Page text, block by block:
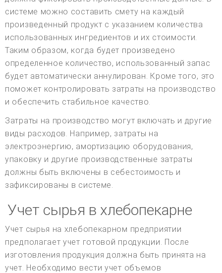
системе можно составить смету на каждый
произведенный продукт с указанием количества
использованных ингредиентов и их стоимости.
Таким образом, когда будет произведено
определенное количество, использованный запас
будет автоматически аннулирован. Кроме того, это
поможет контролировать затраты на производство
и обеспечить стабильное качество.
Затраты на производство могут включать и другие
виды расходов. Например, затраты на
электроэнергию, амортизацию оборудования,
упаковку и другие производственные затраты
должны быть включены в себестоимость и
зафиксированы в системе.
Учет сырья в хлебопекарне
Учет сырья на хлебопекарном предприятии
предполагает учет готовой продукции. После
изготовления продукция должна быть принята на
учет. Необходимо вести учет объемов